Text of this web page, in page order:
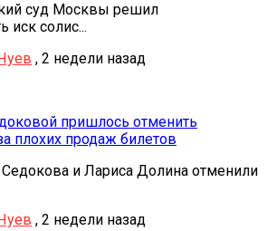
суд Москвы решил
иск солис...
, 2 недели назад
пришлось отменить
плохих продаж билетов
и Лариса Долина отменили
, 2 недели назад